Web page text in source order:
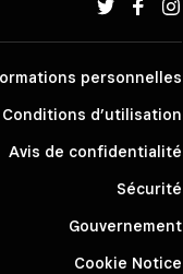
personnelles
Conditions d’utilisation
Avis de confidentialité
Sécurité
Gouvernement
Cookie Notice